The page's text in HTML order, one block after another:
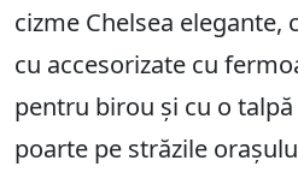
cizme Chelsea elegante,
cu accesorizate cu
pentru birou și cu o
poarte pe străzile